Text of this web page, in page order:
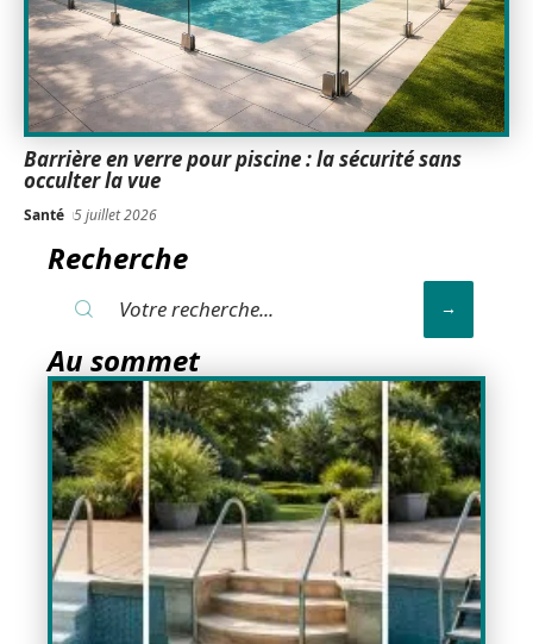
Barrière en verre pour piscine : la sécurité sans
occulter la vue
Santé 5 juillet 2026
Recherche
Au sommet